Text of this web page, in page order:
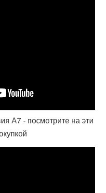
А7 - посмотрите на эти